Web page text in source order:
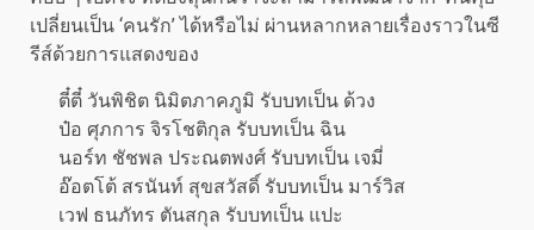
เปลี่ยนเป็น ‘คนรัก’ ได้หรือไม่ ผ่านหลากหลายเรื่องราวในซี
รีส์ด้วยการแสดงของ
ตี๋ตี๋ วันพิชิต นิมิตภาคภูมิ รับบทเป็น ด้วง
ป๋อ ศุภการ จิรโชติกุล รับบทเป็น ฉิน
นอร์ท ชัชพล ประณตพงศ์ รับบทเป็น เจมี่
อ๊อตโต้ สรนันท์ สุขสวัสดิ์ รับบทเป็น มาร์วิส
เวฟ ธนภัทร ตันสกุล รับบทเป็น แปะ